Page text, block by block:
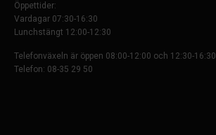
Öppettider:
Vardagar 07:30-16:30
Lunchstängt 12:00-12:30
Telefonväxeln är öppen 08:00-12:00 och 12:30-16:30
Telefon: 08-35 29 50